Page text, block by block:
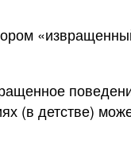
(в детстве)